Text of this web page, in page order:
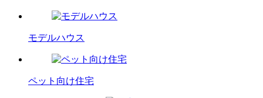
モデルハウス
ペット向け住宅